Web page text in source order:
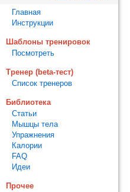
Главная
Инструкции
Шаблоны тренировок
Посмотреть
Тренер (beta-тест)
Список тренеров
Библиотека
Статьи
Мышцы тела
Упражнения
Калории
FAQ
Идеи
Прочее